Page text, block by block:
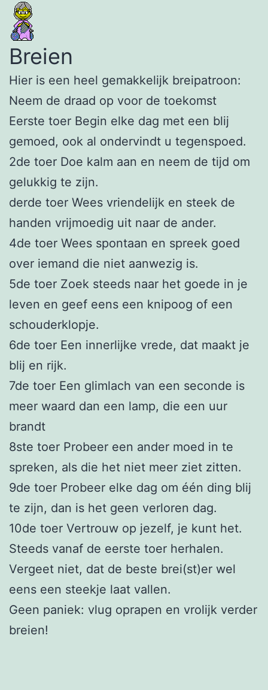
Breien
Hier is een heel gemakkelijk breipatroon:
Neem de draad op voor de toekomst
Eerste toer Begin elke dag met een blij
gemoed, ook al ondervindt u tegenspoed.
2de toer Doe kalm aan en neem de tijd om
gelukkig te zijn.
derde toer Wees vriendelijk en steek de
handen vrijmoedig uit naar de ander.
4de toer Wees spontaan en spreek goed
over iemand die niet aanwezig is.
5de toer Zoek steeds naar het goede in je
leven en geef eens een knipoog of een
schouderklopje.
6de toer Een innerlijke vrede, dat maakt je
blij en rijk.
7de toer Een glimlach van een seconde is
meer waard dan een lamp, die een uur
brandt
8ste toer Probeer een ander moed in te
spreken, als die het niet meer ziet zitten.
9de toer Probeer elke dag om één ding blij
te zijn, dan is het geen verloren dag.
10de toer Vertrouw op jezelf, je kunt het.
Steeds vanaf de eerste toer herhalen.
Vergeet niet, dat de beste brei(st)er wel
eens een steekje laat vallen.
Geen paniek: vlug oprapen en vrolijk verder
breien!